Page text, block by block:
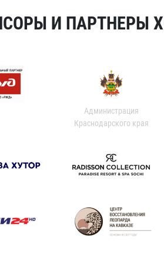
И ПАРТНЕРЫ
Администрация
Краснодарского края